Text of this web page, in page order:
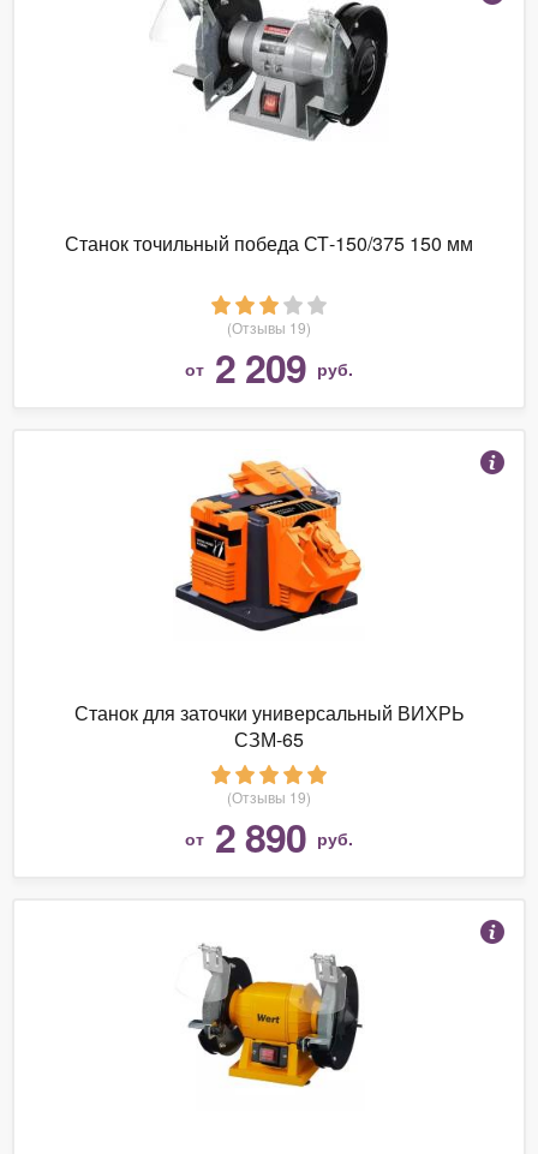
Станок точильный победа СТ-150/375 150 мм
(Отзывы 19)
от 2 209 руб.
Станок для заточки универсальный ВИХРЬ
СЗМ-65
(Отзывы 19)
от 2 890 руб.